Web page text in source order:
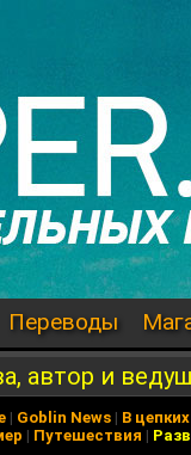
Переводы
автор и
| Goblin News | В
| Путешествия |